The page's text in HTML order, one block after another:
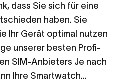
dass Sie sich für eine
haben. Sie
Ihr Gerät optimal nutzen
unserer besten Profi-
SIM-Anbieters Je nach
Ihre Smartwatch...